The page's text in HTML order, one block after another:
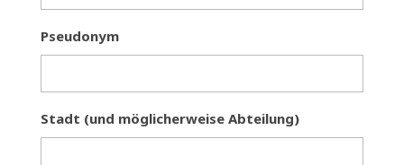
Pseudonym
Stadt (und möglicherweise Abteilung)